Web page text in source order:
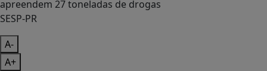
SESP-PR
A-
A+